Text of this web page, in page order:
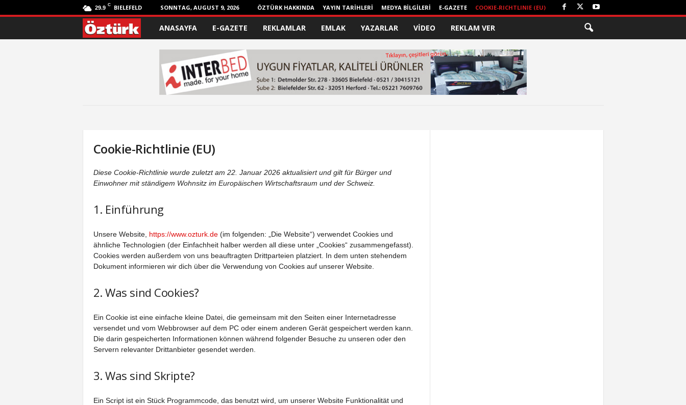
29.9 C BIELEFELD SONNTAG, AUGUST 9, 2026 ÖZTÜRK HAKKINDA YAYIN TARİHLERİ MEDYA BİLGİLERİ E-GAZETE COOKIE-RICHTLINIE (EU)
ANASAYFA E-GAZETE REKLAMLAR EMLAK YAZARLAR VİDEO REKLAM VER
Cookie-Richtlinie (EU)
Diese Cookie-Richtlinie wurde zuletzt am 22. Januar 2026 aktualisiert und gilt für Bürger und
Einwohner mit ständigem Wohnsitz im Europäischen Wirtschaftsraum und der Schweiz.
1. Einführung
Unsere Website, https://www.ozturk.de(im folgenden: „Die Website“) verwendet Cookies und
ähnliche Technologien (der Einfachheit halber werden all diese unter „Cookies“ zusammengefasst).
Cookies werden außerdem von uns beauftragten Drittparteien platziert. In dem unten stehendem
Dokument informieren wir dich über die Verwendung von Cookies auf unserer Website.
2. Was sind Cookies?
Ein Cookie ist eine einfache kleine Datei, die gemeinsam mit den Seiten einer Internetadresse
versendet und vom Webbrowser auf dem PC oder einem anderen Gerät gespeichert werden kann.
Die darin gespeicherten Informationen können während folgender Besuche zu unseren oder den
Servern relevanter Drittanbieter gesendet werden.
3. Was sind Skripte?
Ein Script ist ein Stück Programmcode, das benutzt wird, um unserer Website Funktionalität und